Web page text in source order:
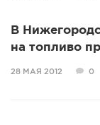
В
на топливо
28 МАЯ 2012 0